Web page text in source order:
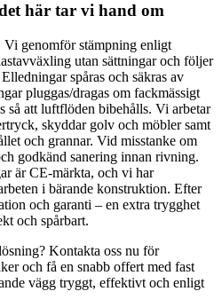
här tar vi hand om
Vi genomför stämpning enligt
utan sättningar och följer
spåras och säkras av
pluggas/dragas om fackmässigt
så att luftflöden bibehålls. Vi arbetar
skyddar golv och möbler samt
och grannar. Vid misstanke om
godkänd sanering innan rivning.
är CE-märkta, och vi har
i bärande konstruktion. Efter
och garanti – en extra trygghet
och spårbart.
Kontakta oss nu för
och få en snabb offert med fast
vägg tryggt, effektivt och enligt